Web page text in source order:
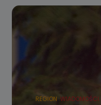
REGION WIADOMOŚCI